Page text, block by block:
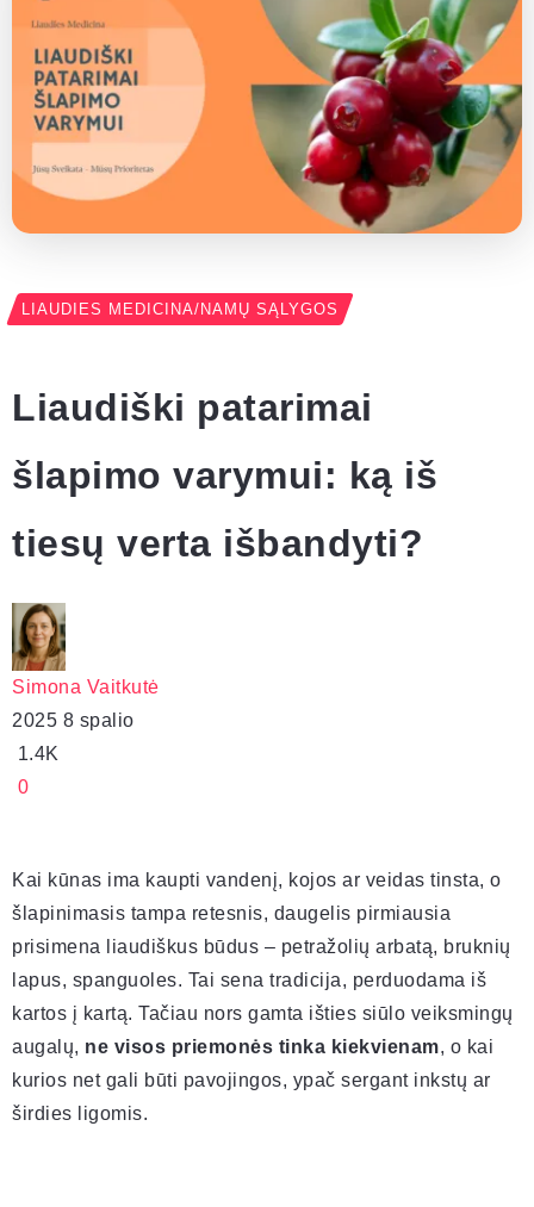
LIAUDIES MEDICINA/NAMŲ SĄLYGOS
Liaudiški patarimai
šlapimo varymui: ką iš
tiesų verta išbandyti?
Simona Vaitkutė
2025 8 spalio
1.4K
0
Kai kūnas ima kaupti vandenį, kojos ar veidas tinsta, o
šlapinimasis tampa retesnis, daugelis pirmiausia
prisimena liaudiškus būdus – petražolių arbatą, bruknių
lapus, spanguoles. Tai sena tradicija, perduodama iš
kartos į kartą. Tačiau nors gamta išties siūlo veiksmingų
augalų, ne visos priemonės tinka kiekvienam, o kai
kurios net gali būti pavojingos, ypač sergant inkstų ar
širdies ligomis.